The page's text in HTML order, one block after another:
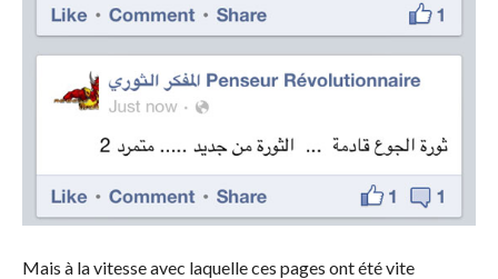
Mais à la vitesse avec laquelle ces pages ont été vite